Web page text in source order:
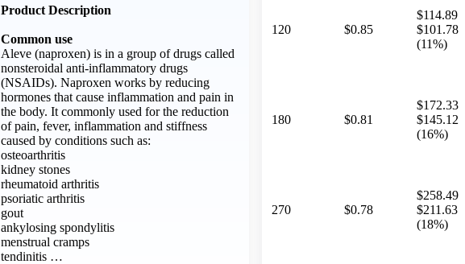
Product Description
Common use
Aleve (naproxen) is in a group of drugs called
nonsteroidal anti-inflammatory drugs
(NSAIDs). Naproxen works by reducing
hormones that cause inflammation and pain in
the body. It commonly used for the reduction
of pain, fever, inflammation and stiffness
caused by conditions such as:
osteoarthritis
kidney stones
rheumatoid arthritis
psoriatic arthritis
gout
ankylosing spondylitis
menstrual cramps
tendinitis …
120 $0.85
$114.89
$101.78
(11%)
180 $0.81
$172.33
$145.12
(16%)
270 $0.78
$258.49
$211.63
(18%)